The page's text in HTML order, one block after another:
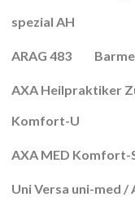
spezial AH
ARAG 483
AXA Heilpraktiker
Komfort-U
AXA MED
Uni Versa uni-med /